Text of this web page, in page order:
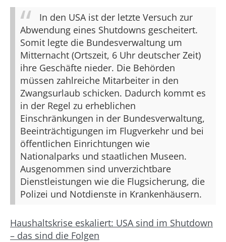
In den USA ist der letzte Versuch zur
Abwendung eines Shutdowns gescheitert.
Somit legte die Bundesverwaltung um
Mitternacht (Ortszeit, 6 Uhr deutscher Zeit)
ihre Geschäfte nieder. Die Behörden
müssen zahlreiche Mitarbeiter in den
Zwangsurlaub schicken. Dadurch kommt es
in der Regel zu erheblichen
Einschränkungen in der Bundesverwaltung,
Beeinträchtigungen im Flugverkehr und bei
öffentlichen Einrichtungen wie
Nationalparks und staatlichen Museen.
Ausgenommen sind unverzichtbare
Dienstleistungen wie die Flugsicherung, die
Polizei und Notdienste in Krankenhäusern.
Haushaltskrise eskaliert: USA sind im Shutdown
– das sind die Folgen